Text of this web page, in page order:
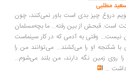
چیز بدی است باور نمی‌کنند، چون
از بین رفته... ما بچه‌مسلمان
وقتی به آدمی که در کار سینماست
او را می‌کشند... می‌توانند من را
زمین نگه دارند، من بلند می‌شوم...
...